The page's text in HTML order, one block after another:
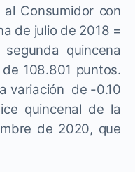
Consumidor con
de julio de 2018 =
quincena
108.801 puntos.
variación de -0.10
quincenal de la
de 2020, que